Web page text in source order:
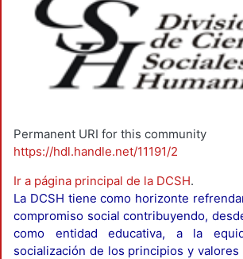
Permanent URI for this community
https://hdl.handle.net/11191/2
Ir a página principal de la DCSH.
La DCSH tiene como horizonte
compromiso social contribuyendo,
como entidad educativa, a la
socialización de los principios y valores